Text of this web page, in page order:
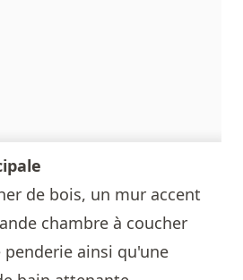
de bois, un mur accent
chambre à coucher
ainsi qu'une